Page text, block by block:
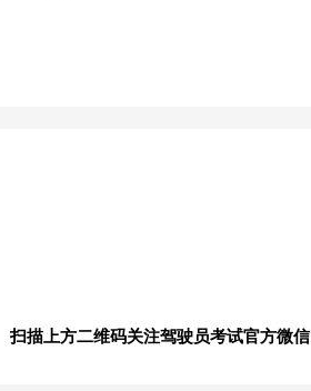
扫描上方二维码关注驾驶员考试官方微信